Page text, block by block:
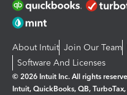
About Intuit Join Our Team
Software And Licenses
© 2026 Intuit Inc. All rights
Intuit, QuickBooks, QB,